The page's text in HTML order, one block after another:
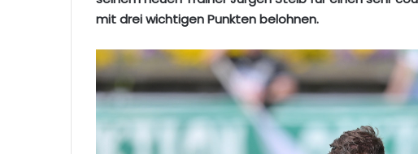
mit drei wichtigen Punkten belohnen.